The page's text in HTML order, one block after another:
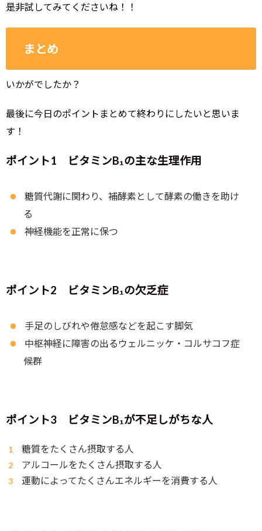
是非試してみてくださいね！！
まとめ
いかがでしたか？
最後に今日のポイントまとめて終わりにしたいと思いま
す！
ポイント1 ビタミンB₁の主な生理作用
糖質代謝に関わり、補酵素として酵素の働きを助け
る
神経機能を正常に保つ
ポイント2 ビタミンB₁の欠乏症
手足のしびれや倦怠感などを起こす脚気
中枢神経に障害の出るウェルニッケ・コルサコフ症
候群
ポイント3 ビタミンB₁が不足しがちな人
糖質をたくさん摂取する人
アルコールをたくさん摂取する人
運動によってたくさんエネルギーを消費する人